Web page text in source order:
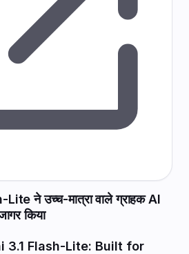
ने उच्च-मात्रा वाले ग्राहक AI
किया
3.1 Flash-Lite: Built for